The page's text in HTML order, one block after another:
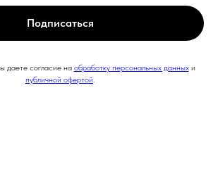
Подписаться
даете согласие на обработку персональных данныхи
публичной офертой.